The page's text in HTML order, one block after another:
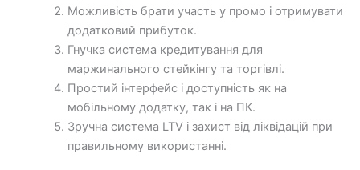
Можливість брати участь у промо і отримувати
додатковий прибуток.
Гнучка система кредитування для
маржинального стейкінгу та торгівлі.
Простий інтерфейс і доступність як на
мобільному додатку, так і на ПК.
Зручна система LTV і захист від ліквідацій при
правильному використанні.